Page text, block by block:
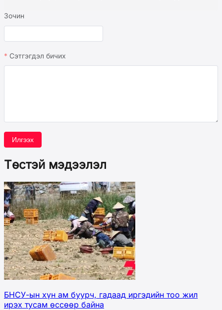
Зочин
Сэтгэгдэл бичих
Илгээх
Төстэй мэдээлэл
БНСУ-ын хүн ам буурч, гадаад иргэдийн тоо жил
ирэх тусам өссөөр байна